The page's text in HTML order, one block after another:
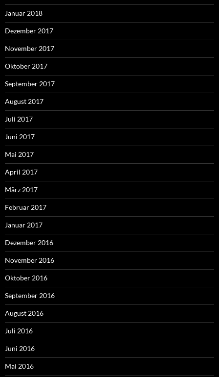
Januar 2018
Dezember 2017
November 2017
Oktober 2017
September 2017
August 2017
Juli 2017
Juni 2017
Mai 2017
April 2017
März 2017
Februar 2017
Januar 2017
Dezember 2016
November 2016
Oktober 2016
September 2016
August 2016
Juli 2016
Juni 2016
Mai 2016